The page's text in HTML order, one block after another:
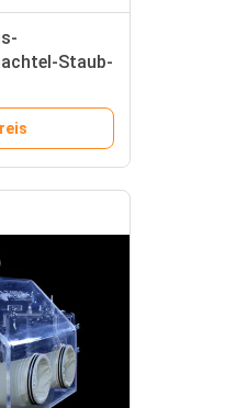
Staub-